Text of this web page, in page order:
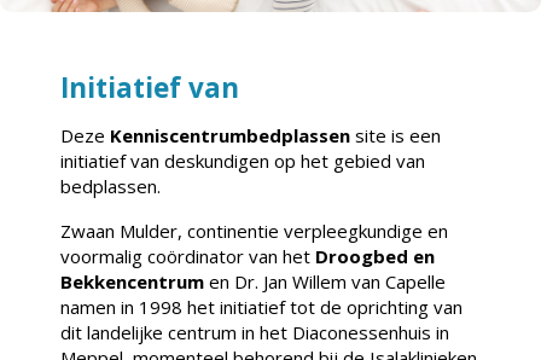
Initiatief van
Deze Kenniscentrumbedplassen site is een
initiatief van deskundigen op het gebied van
bedplassen.
Zwaan Mulder, continentie verpleegkundige en
voormalig coördinator van het Droogbed en
Bekkencentrum en Dr. Jan Willem van Capelle
namen in 1998 het initiatief tot de oprichting van
dit landelijke centrum in het Diaconessenhuis in